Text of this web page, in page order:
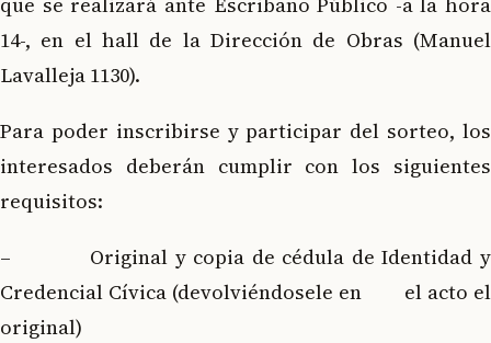
14-, en el hall de la Dirección de Obras (Manuel
Lavalleja 1130).
Para poder inscribirse y participar del sorteo, los
interesados deberán cumplir con los siguientes
requisitos:
– Original y copia de cédula de Identidad y
Credencial Cívica (devolviéndosele en el acto el
original)